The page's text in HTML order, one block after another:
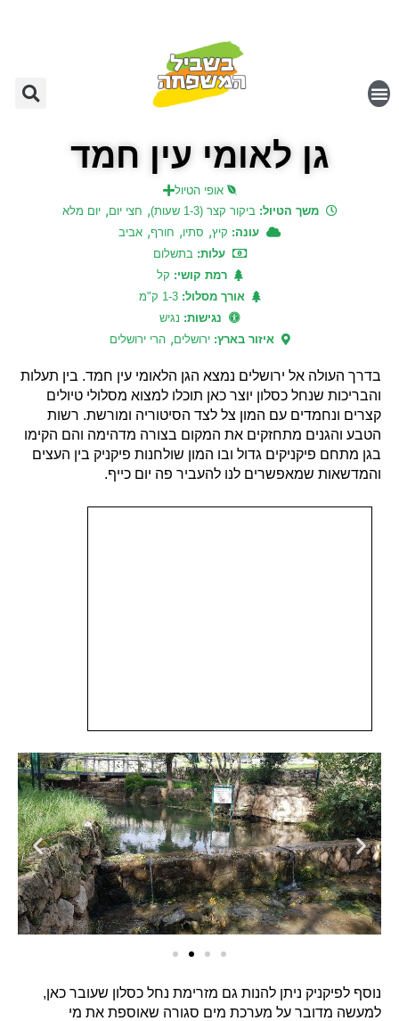
גן לאומי עין חמד
אופי הטיול
משך הטיול:ביקור קצר (1-3 שעות) , חצי יום, יום מלא
עונה: קיץ, סתיו, חורף, אביב
עלות:בתשלום
רמת קושי: קל
אורך מסלול:1-3 ק"מ
נגישות: נגיש
איזור בארץ:ירושלים, הרי ירושלים
בדרך העולה אל ירושלים נמצא הגן הלאומי עין חמד. בין תעלות
והבריכות שנחל כסלון יוצר כאן תוכלו למצוא מסלולי טיולים
קצרים ונחמדים עם המון צל לצד הסיטוריה ומורשת. רשות
הטבע והגנים מתחזקים את המקום בצורה מדהימה והם הקימו
בגן מתחם פיקניקים גדול ובו המון שולחנות פיקניק בין העצים
והמדשאות שמאפשרים לנו להעביר פה יום כייף.
נוסף לפיקניק ניתן להנות גם מזרימת נחל כסלון שעובר כאן,
למעשה מדובר על מערכת מים סגורה שאוספת את מי